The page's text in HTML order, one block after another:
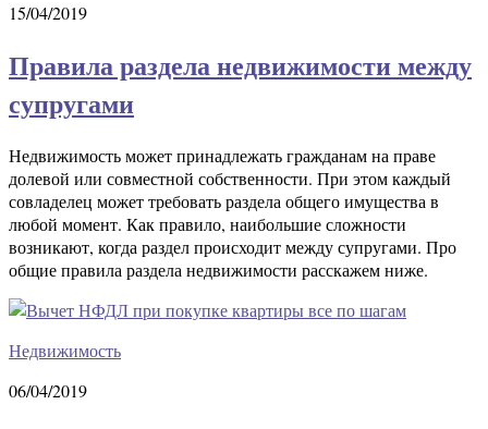
15/04/2019
Правила раздела недвижимости между
супругами
Недвижимость может принадлежать гражданам на праве
долевой или совместной собственности. При этом каждый
совладелец может требовать раздела общего имущества в
любой момент. Как правило, наибольшие сложности
возникают, когда раздел происходит между супругами. Про
общие правила раздела недвижимости расскажем ниже.
Недвижимость
06/04/2019